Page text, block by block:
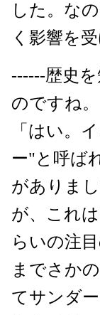
した。な
く影響を
------歴史
のですね。
「はい。
ー"と呼ば
がありま
が、これ
らいの注
までさか
てサンダ